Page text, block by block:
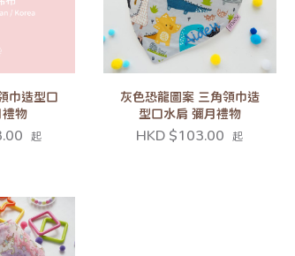
巾造型口
禮物
起
灰色恐龍圖案 三角領巾造
型口水肩 彌月禮物
HKD $103.00 起